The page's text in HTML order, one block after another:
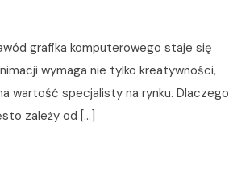
grafika komputerowego staje się
wymaga nie tylko kreatywności,
wartość specjalisty na rynku. Dlaczego
zależy od […]